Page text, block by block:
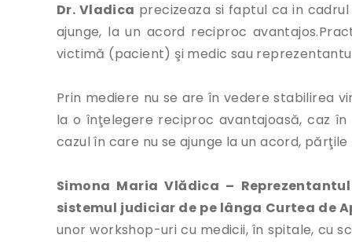
Dr. Vladica precizeaza si faptul ca in
ajunge, la un acord reciproc
victimă (pacient) şi medic sau
Prin mediere nu se are în vedere stabilirea
la o înţelegere reciproc avantajoasă, caz
cazul în care nu se ajunge la un acord,
Simona Maria Vlădica –
sistemul judiciar de pe lânga Curtea de
unor workshop-uri cu medicii, în spitale, cu